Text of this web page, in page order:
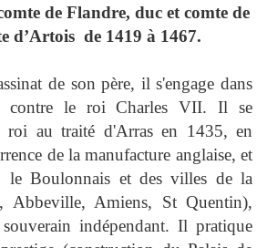
de Flandre, duc et comte de
d’Artois de 1419 à 1467.
de son père, il s'engage dans
contre le roi Charles VII. Il se
roi au traité d'Arras en 1435, en
de la manufacture anglaise, et
le Boulonnais et des villes de la
Abbeville, Amiens, St Quentin),
indépendant. Il pratique